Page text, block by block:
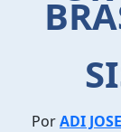
PorADI